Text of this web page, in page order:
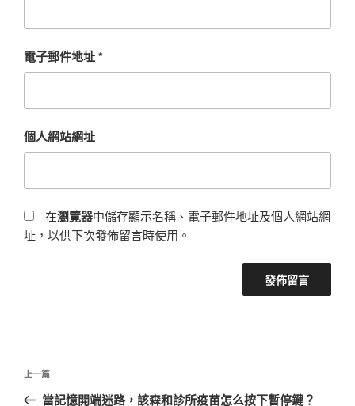
電子郵件地址*
個人網站網址
在瀏覽器中儲存顯示名稱、電子郵件地址及個人網站網
址，以供下次發佈留言時使用。
文
上
一
上一篇
當記憶開端迷路，該森和診所疫苗怎么按下暫停鍵？